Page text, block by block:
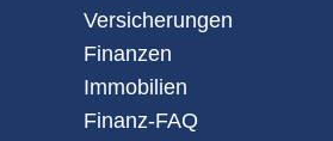
Versicherungen
Finanzen
Immobilien
Finanz-FAQ